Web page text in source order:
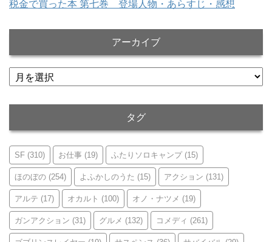
税金で買った本 第七巻 登場人物・あらすじ・感想
アーカイブ
ア
ー
タグ
SF (310) お仕事 (19) ふたりソロキャンプ(15)
ほのぼの (254) よふかしのうた (15) アクション (131)
アルテ (17) オカルト (100) オノ・ナツメ (19)
ガンアクション (31) グルメ (132) コメディ (261)